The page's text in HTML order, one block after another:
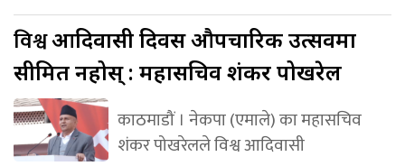
विश्वआदिवासी दिवस औपचारिक उत्सवमा
सीमित नहोस् : महासचिव शंकर पोखरेल
काठमाडौं । नेकपा (एमाले) का महासचिव
शंकर पोखरेलले विश्व आदिवासी